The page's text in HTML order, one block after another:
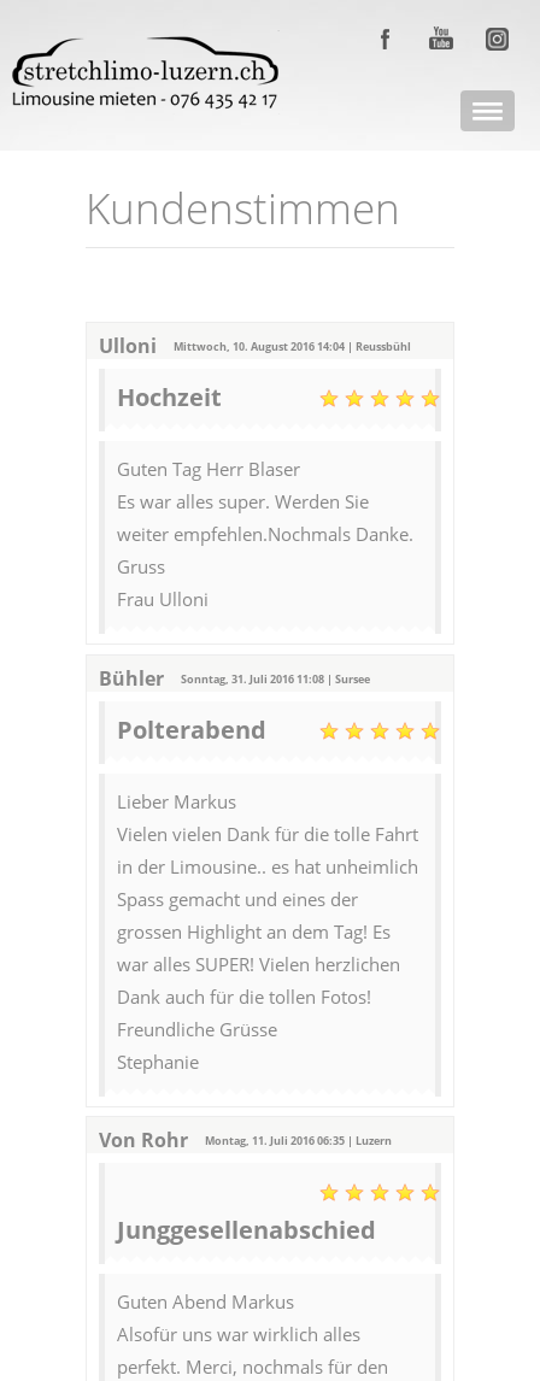
Kundenstimmen
Ulloni Mittwoch, 10. August 2016 14:04 | Reussbühl
Hochzeit
Guten Tag Herr Blaser
Es war alles super. Werden Sie
weiter empfehlen.Nochmals Danke.
Gruss
Frau Ulloni
Bühler Sonntag, 31. Juli 2016 11:08 | Sursee
Polterabend
Lieber Markus
Vielen vielen Dank für die tolle Fahrt
in der Limousine.. es hat unheimlich
Spass gemacht und eines der
grossen Highlight an dem Tag! Es
war alles SUPER! Vielen herzlichen
Dank auch für die tollen Fotos!
Freundliche Grüsse
Stephanie
Von Rohr Montag, 11. Juli 2016 06:35 | Luzern
Junggesellenabschied
Guten Abend Markus
Alsofür uns war wirklich alles
perfekt. Merci, nochmals für den